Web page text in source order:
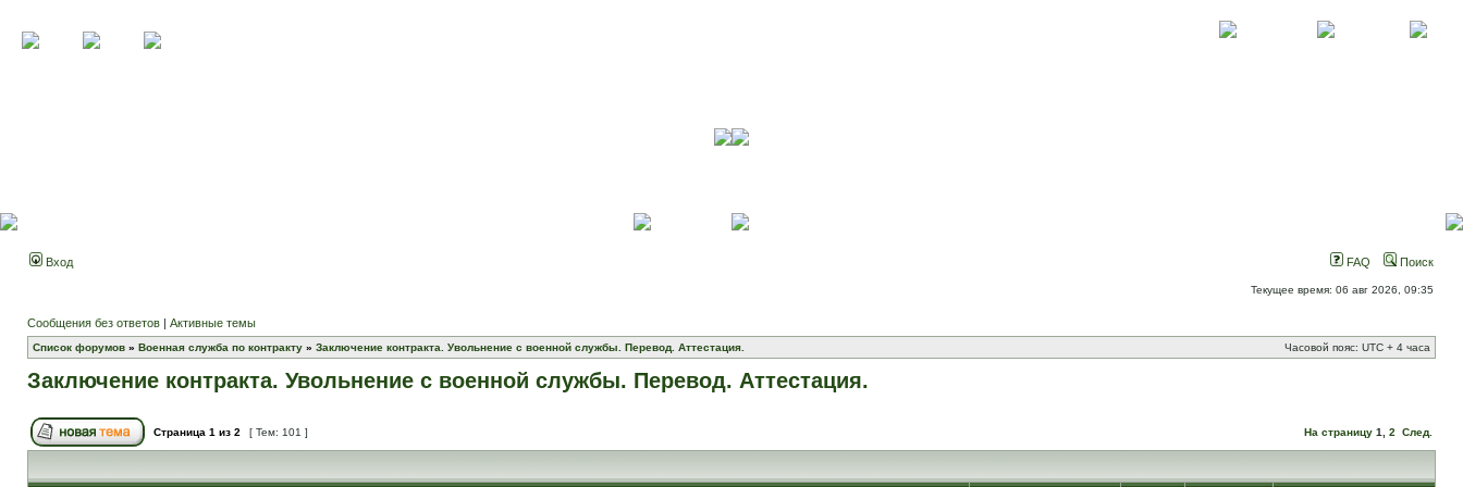
Вход FAQ Поиск
Текущее время: 06 авг 2026, 09:35
Сообщения без ответов | Активные темы
Список форумов » Военная служба по контракту » Заключение контракта. Увольнение с военной службы. Перевод. Аттестация. Часовой пояс: UTC + 4 часа
Заключение контракта. Увольнение с военной службы. Перевод. Аттестация.
Страница 1 из 2 [ Тем: 101 ] На страницу 1 2 След.